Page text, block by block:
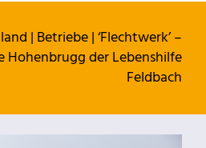
| Betriebe|‘Flechtwerk’ –
Hohenbrugg der Lebenshilfe
Feldbach